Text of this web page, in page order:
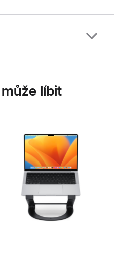
líbit